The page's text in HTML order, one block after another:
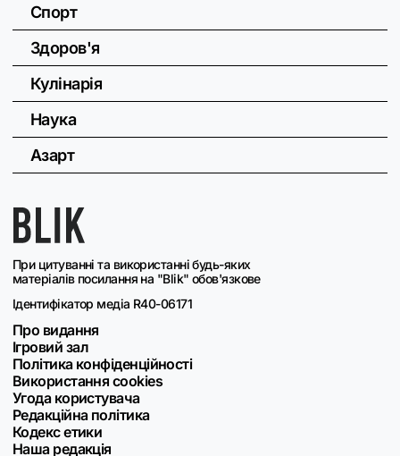
При цитуванні та використанні будь-яких
матеріалів посилання на "Blik" обов'язкове
Ідентифікатор медіа R40-06171
Про видання
Ігровий зал
Політика конфіденційності
Використання cookies
Угода користувача
Редакційна політика
Кодекс етики
Наша редакція
Спорт
Здоров'я
Кулінарія
Наука
Азарт